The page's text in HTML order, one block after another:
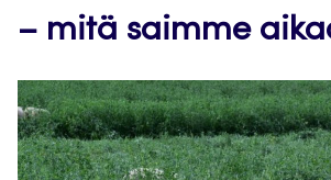
– mitä saimme